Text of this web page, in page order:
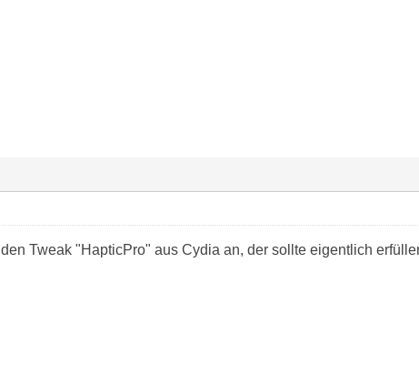
Tweak "HapticPro" aus Cydia an, der sollte eigentlich